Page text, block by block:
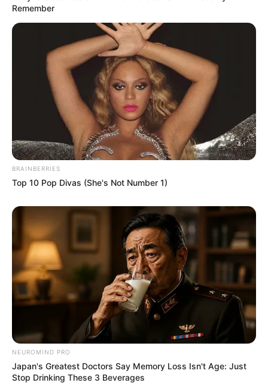
Fail! 10 Potret Makanan Gagal
Dimasak yang Bikin Kamu
Nggak Selera
10 Pose Manekin Anti
Mainstream yang Konyol
Banget
8 Kata Lucu Seputar Malam
Minggu ala Jomblo yang Bikin
Ngenes
Remember
BRAINBERRIES
Top 10 Pop Divas (She's Not Number 1)
NEUROMIND PRO
Japan's Greatest Doctors Say Memory Loss Isn't Age: Just
Stop Drinking These 3 Beverages